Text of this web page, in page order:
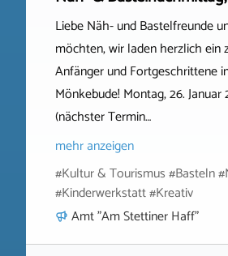
Liebe Näh- und Bastelfreunde
möchten, wir laden herzlich
Anfänger und Fortgeschrittene
Mönkebude! Montag, 26.
(nächster Termin…
mehr anzeigen
#Kultur & Tourismus #Basteln
#Kinderwerkstatt #Kreativ
Amt "Am Stettiner Haff"